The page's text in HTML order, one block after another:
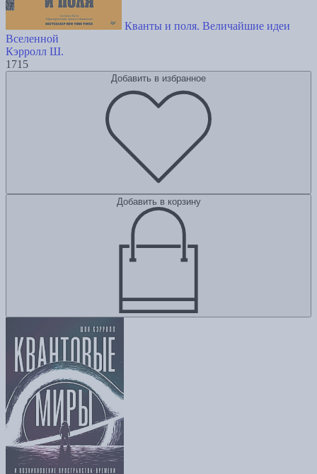
Кванты и поля. Величайшие идеи
Вселенной
Кэрролл Ш.
1715
Добавить в избранное
Добавить в корзину